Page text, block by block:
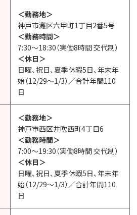
＜勤務地＞
神戸市灘区六甲町1丁目2番5号
＜勤務時間＞
7:30〜18:30（実働8時間 交代制）
＜休日＞
日曜、祝日、夏季休暇5日、年末年
始（12/29〜1/3）／合計年間110
日
＜勤務地＞
神戸市西区井吹西町4丁目6
＜勤務時間＞
7:00〜19:30（実働8時間 交代制）
＜休日＞
日曜、祝日、夏季休暇5日、年末年
始（12/29〜1/3）／合計年間110
日